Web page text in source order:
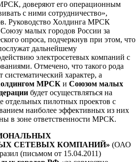
доверяют его операционным
с ними сотрудничество»,
Руководство Холдинга МРСК
малых городов России за
опроса, подчеркнув при этом, что
дальнейшему
электросетевых компаний с
Отмечено, что такого рода
систематический характер, а
МРСК иСоюзом малых
будет осуществляться на
отдельных пилотных проектов с
наиболее эффективных из них
в зоне ответственности МРСК.
СЕТЕВЫХ КОМПАНИЙ» (ОАО
(письмом от 15.04.2011)